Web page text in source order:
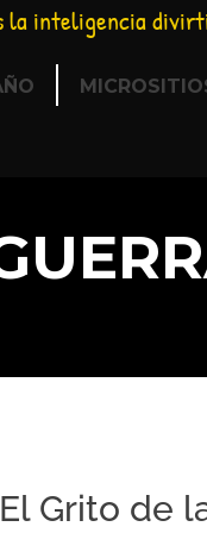
la inteligencia
Grito de